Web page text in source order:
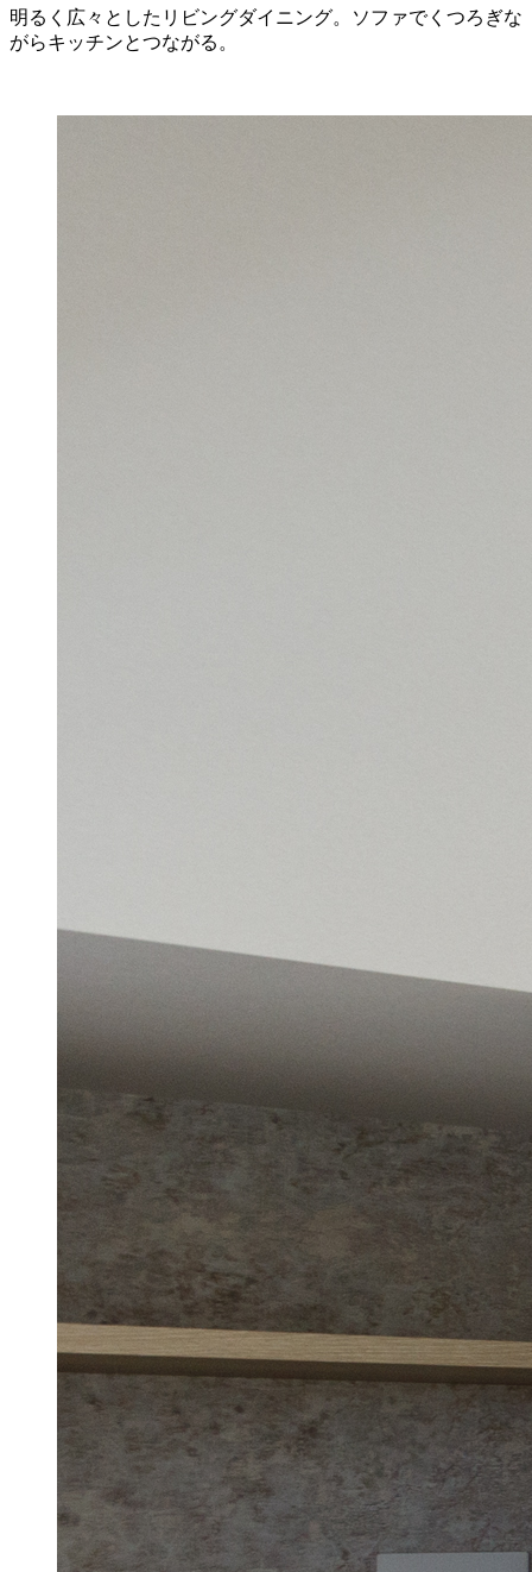
明るく広々としたリビングダイニング。ソファでくつろぎな
がらキッチンとつながる。